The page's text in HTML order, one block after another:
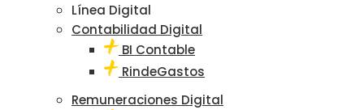
Línea Digital
Contabilidad Digital
BI Contable
RindeGastos
Remuneraciones Digital